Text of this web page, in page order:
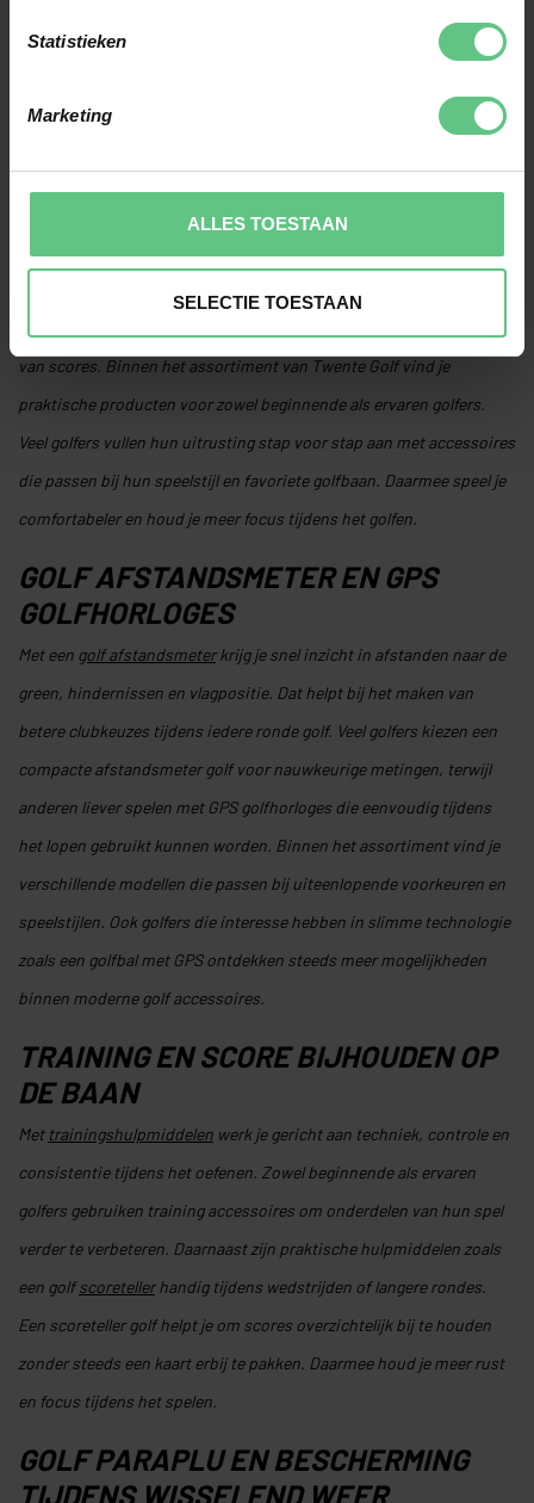
Statistieken
Marketing
ALLES TOESTAAN
SELECTIE TOESTAAN
GOLF ACCESSOIRES VOOR IEDERE
RONDE
Goede golf accessoires maken een groot verschil tijdens het spelen
en helpen je om beter voorbereid de baan op te gaan. Sommige
van scores. Binnen het assortiment van Twente Golf vind je
praktische producten voor zowel beginnende als ervaren golfers.
Veel golfers vullen hun uitrusting stap voor stap aan met accessoires
die passen bij hun speelstijl en favoriete golfbaan. Daarmee speel je
comfortabeler en houd je meer focus tijdens het golfen.
GOLF AFSTANDSMETER EN GPS
GOLFHORLOGES
Met een golf afstandsmeterkrijg je snel inzicht in afstanden naar de
green, hindernissen en vlagpositie. Dat helpt bij het maken van
betere clubkeuzes tijdens iedere ronde golf. Veel golfers kiezen een
compacte afstandsmeter golf voor nauwkeurige metingen, terwijl
anderen liever spelen met GPS golfhorloges die eenvoudig tijdens
het lopen gebruikt kunnen worden. Binnen het assortiment vind je
verschillende modellen die passen bij uiteenlopende voorkeuren en
speelstijlen. Ook golfers die interesse hebben in slimme technologie
zoals een golfbal met GPS ontdekken steeds meer mogelijkheden
binnen moderne golf accessoires.
TRAINING EN SCORE BIJHOUDEN OP
DE BAAN
Met trainingshulpmiddelen werk je gericht aan techniek, controle en
consistentie tijdens het oefenen. Zowel beginnende als ervaren
golfers gebruiken training accessoires om onderdelen van hun spel
verder te verbeteren. Daarnaast zijn praktische hulpmiddelen zoals
een golfscoretellerhandig tijdens wedstrijden of langere rondes.
Een scoreteller golf helpt je om scores overzichtelijk bij te houden
zonder steeds een kaart erbij te pakken. Daarmee houd je meer rust
en focus tijdens het spelen.
GOLF PARAPLU EN BESCHERMING
TIJDENS WISSELEND WEER